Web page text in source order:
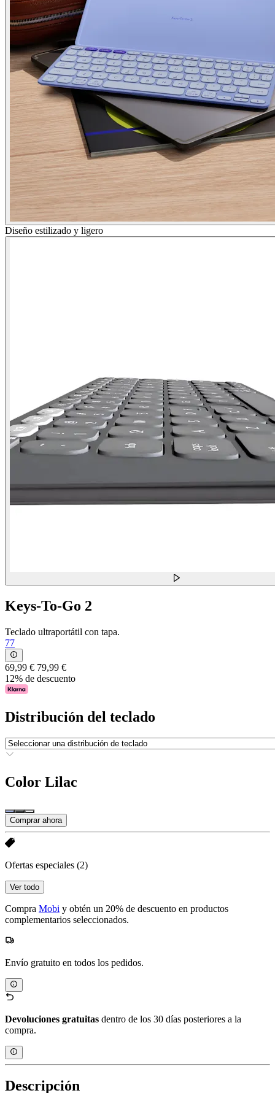
Diseño estilizado y ligero
Keys-To-Go 2
Teclado ultraportátil con tapa.
77
69,99 € 79,99 €
12% de descuento
Distribución del teclado
Color Lilac
Comprar ahora
Ofertas especiales (2)
Ver todo
Compra Mobi y obtén un 20% de descuento en productos
complementarios seleccionados.
Envío gratuito en todos los pedidos.
Devoluciones gratuitas dentro de los 30 días posteriores a la
compra.
Descripción